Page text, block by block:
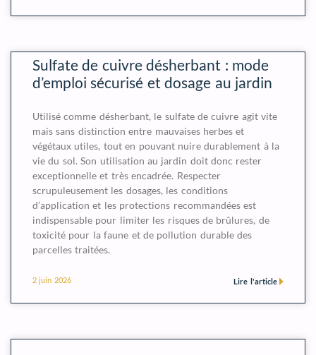
Sulfate de cuivre désherbant : mode
d’emploi sécurisé et dosage au jardin
Utilisé comme désherbant, le sulfate de cuivre agit vite
mais sans distinction entre mauvaises herbes et
végétaux utiles, tout en pouvant nuire durablement à la
vie du sol. Son utilisation au jardin doit donc rester
exceptionnelle et très encadrée. Respecter
scrupuleusement les dosages, les conditions
d’application et les protections recommandées est
indispensable pour limiter les risques de brûlures, de
toxicité pour la faune et de pollution durable des
parcelles traitées.
Lire l'article
2 juin 2026